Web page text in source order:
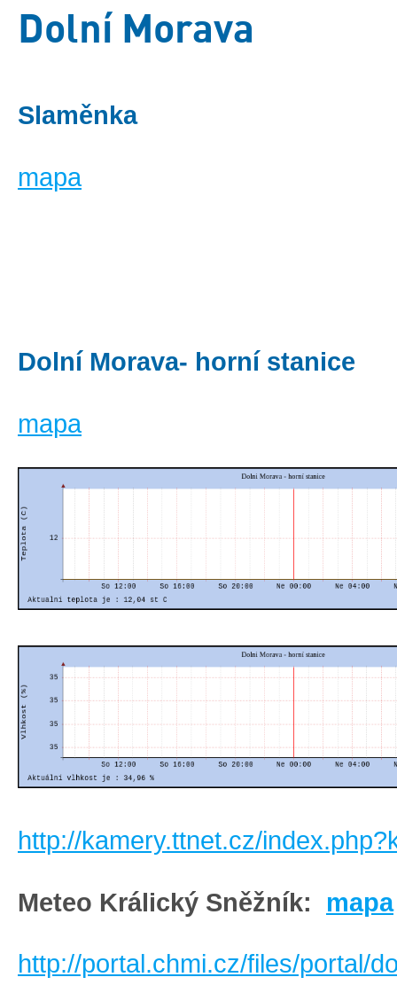
Dolní Morava
Slaměnka
mapa
Dolní Morava- horní stanice
mapa
http://kamery.ttnet.cz/
Meteo Králický Sněžník: mapa
http://portal.chmi.cz/files/portal/